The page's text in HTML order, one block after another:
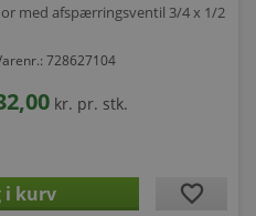
med afspærringsventil 3/4 x 1/2
728627104
kr. pr. stk.
favorite